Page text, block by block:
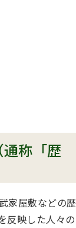
称「歴
家屋敷などの歴
反映した人々の